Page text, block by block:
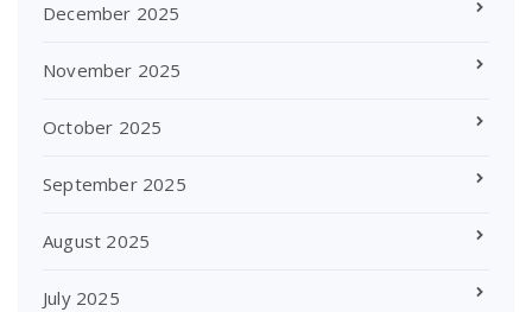
December 2025
November 2025
October 2025
September 2025
August 2025
July 2025